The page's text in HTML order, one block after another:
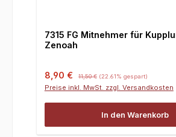
7315 FG Mitnehmer für
Zenoah
Verkaufspreis:
8,90 € Regulärer Preis:
11,50 € (22.61% gespart)
Preise inkl. MwSt. zzgl. Versandkosten
In den Warenkorb